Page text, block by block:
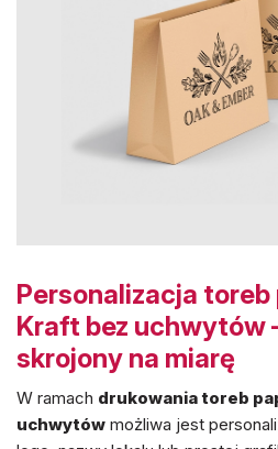
Personalizacja
Kraft bez uchwytów
skrojony na miarę
W ramach drukowania toreb
uchwytów możliwa jest